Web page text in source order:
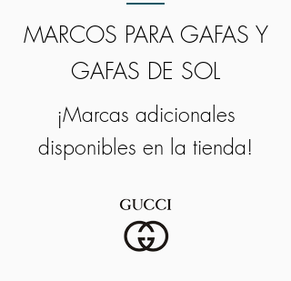
MARCOS PARA GAFAS Y
GAFAS DE SOL
¡Marcas adicionales
disponibles en la tienda!